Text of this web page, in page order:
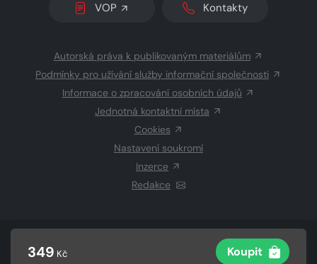
349 Kč Koupit
VOP Kontakty
Autorská práva k publikovaným materiálům
Podmínky pro užívání služby informační společnosti
Informace o zpracování osobních údajů
Jednotná kontaktní místa
Cookies
Nastavení soukromí
Inzerce
Redakce
CZECH NEWS CENTER a.s.a dodavatelé